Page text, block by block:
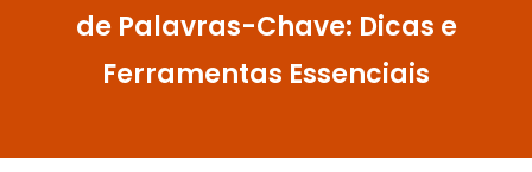
de Palavras-Chave: Dicas e
Ferramentas Essenciais